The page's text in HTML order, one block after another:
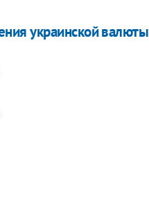
украинской валюты